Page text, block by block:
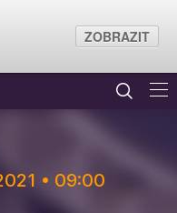
• 09:00
ZOBRAZIT